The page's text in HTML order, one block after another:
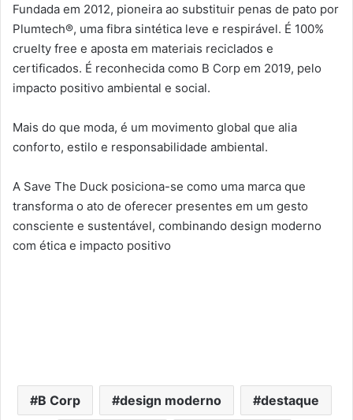
Fundada em 2012, pioneira ao substituir penas de pato por
Plumtech®, uma fibra sintética leve e respirável. É 100%
cruelty free e aposta em materiais reciclados e
certificados. É reconhecida como B Corp em 2019, pelo
impacto positivo ambiental e social.
Mais do que moda, é um movimento global que alia
conforto, estilo e responsabilidade ambiental.
A Save The Duck posiciona-se como uma marca que
transforma o ato de oferecer presentes em um gesto
consciente e sustentável, combinando design moderno
com ética e impacto positivo
B Corp design moderno destaque